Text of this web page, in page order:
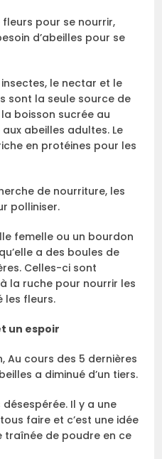
pour se nourrir,
d’abeilles pour se
le nectar et le
sont la seule source de
boisson sucrée au
abeilles adultes. Le
en protéines pour les
de nourriture, les
polliniser.
femelle ou un bourdon
a des boules de
Celles-ci sont
la ruche pour nourrir les
les fleurs.
un espoir
Au cours des 5 dernières
a diminué d’un tiers.
Il y a une
faire et c’est une idée
traînée de poudre en ce